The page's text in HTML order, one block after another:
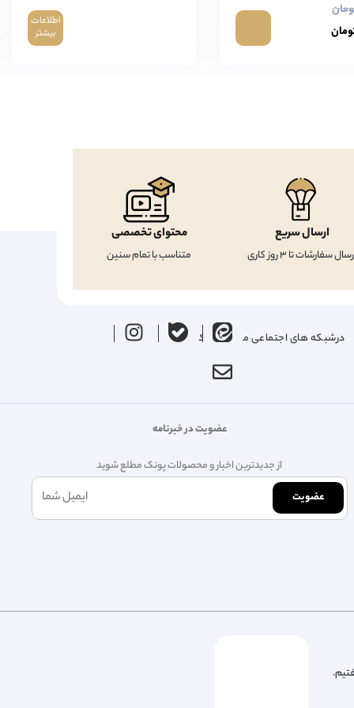
اطلاعات
بیشتر
ارسال سریع
سفارشات تا 3 روز کاری
محتوای تخصصی
متناسب با تمام سنین
درشبکه های اجتماعی ما را دنبال کنید
عضویت در خبرنامه
از جدیدترین اخبار و محصولات پونک مطلع شوید
عضویت